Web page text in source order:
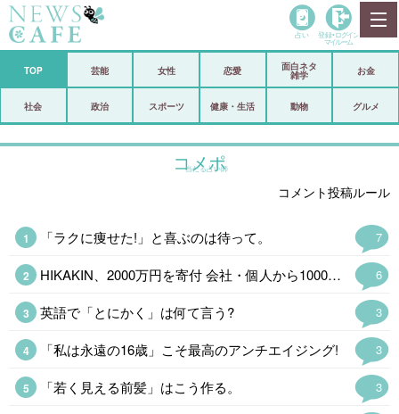
政治
スポーツ
コメントポスト アリ／ナシ
リリース ショップ
当たる占い師
占い 登録• ログイン
マイルーム
TOP 芸能 女性 恋愛
面白ネタ
雑学
お金
社会 政治 スポーツ 健康・生活 動物 グルメ
コメポ
コメント投稿ルール
7
「ラクに痩せた!」と喜ぶのは待って。
6
HIKAKIN、2000万円を寄付 会社・個人から1000万&1万4400本の…
3
英語で「とにかく」は何て言う?
3
「私は永遠の16歳」こそ最高のアンチエイジング!
3
「若く見える前髪」はこう作る。